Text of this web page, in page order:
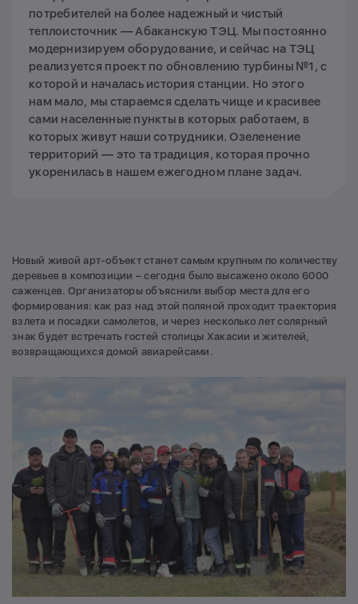
потребителей на более надежный и чистый
теплоисточник — Абаканскую ТЭЦ. Мы постоянно
модернизируем оборудование, и сейчас на ТЭЦ
реализуется проект по обновлению турбины №1, с
которой и началась история станции. Но этого
нам мало, мы стараемся сделать чище и красивее
сами населенные пункты в которых работаем, в
которых живут наши сотрудники. Озеленение
территорий — это та традиция, которая прочно
укоренилась в нашем ежегодном плане задач.
Новый живой арт-объект станет самым крупным по количеству
деревьев в композиции – сегодня было высажено около 6000
саженцев. Организаторы объяснили выбор места для его
формирования: как раз над этой поляной проходит траектория
взлета и посадки самолетов, и через несколько лет солярный
знак будет встречать гостей столицы Хакасии и жителей,
возвращающихся домой авиарейсами.